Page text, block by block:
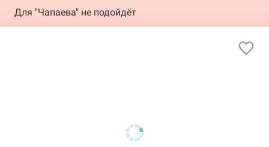
Для "Чапаева" не подойдёт